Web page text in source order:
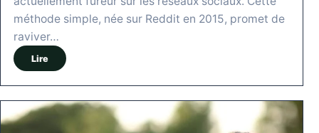
méthode simple, née sur Reddit en 2015, promet de
raviver…
Lire